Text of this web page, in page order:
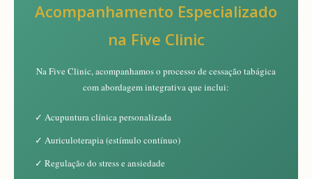
Acompanhamento Especializado
na Five Clinic
Na Five Clinic, acompanhamos o processo de cessação tabágica
com abordagem integrativa que inclui:
✓ Acupuntura clínica personalizada
✓ Auriculoterapia (estímulo contínuo)
✓ Regulação do stress e ansiedade